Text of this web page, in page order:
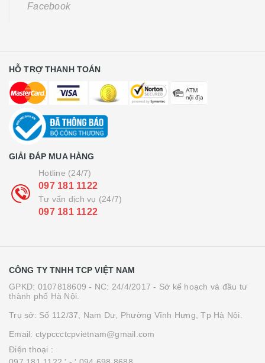
Facebook
HỖ TRỢ THANH TOÁN
GIẢI ĐÁP MUA HÀNG
Hotline (24/7)
097 181 1122
Tư vấn dịch vụ (24/7)
097 181 1122
CÔNG TY TNHH TCP VIỆT NAM
GPKD: 0107818609 - NC: 24/4/2017 - Sở kế hoạch và đầu tư
thành phố Hà Nội.
Trụ sở: Số 112/37, Nam Dư, Phường Vĩnh Hưng, Tp Hà Nội.
Email: ctypccctcpvietnam@gmail.com
Điện thoại :